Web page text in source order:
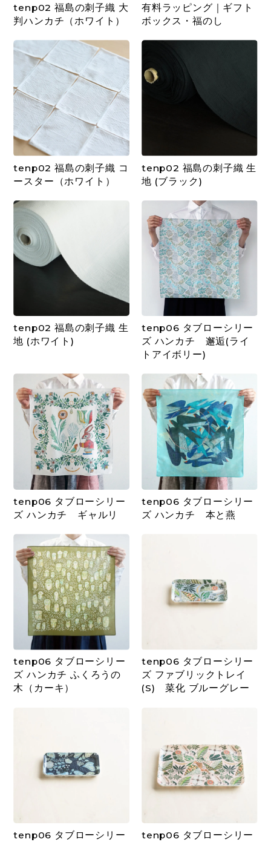
tenp02 福島の刺子織 大
判ハンカチ（ホワイト）
有料ラッピング｜ギフト
ボックス・福のし
tenp02 福島の刺子織 コ
ースター（ホワイト）
tenp02 福島の刺子織 生
地 (ブラック)
tenp02 福島の刺子織 生
地 (ホワイト)
tenp06 タブローシリー
ズ ハンカチ 邂逅(ライ
トアイボリー)
tenp06 タブローシリー
ズ ハンカチ ギャルリ
tenp06 タブローシリー
ズ ハンカチ 本と燕
tenp06 タブローシリー
ズ ハンカチ ふくろうの
木（カーキ）
tenp06 タブローシリー
ズ ファブリックトレイ
(S) 菜化 ブルーグレー
tenp06 タブローシリー
tenp06 タブローシリー